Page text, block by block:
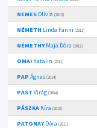
NEMESOlívia (2013)
NÉMETH Linda Fanni (2011)
NÉMETHYMaja Dóra (2012)
OMAIKatalin (2011)
PAP Ágnes (2014)
PAST Virág (2004)
PÁSZKAKíra (2013)
PATONAYDóra (2011)